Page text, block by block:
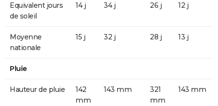
Equivalent jours
de soleil
14 j 34 j 26 j 12 j
Moyenne
nationale
15 j 32 j 28 j 13 j
Pluie
Hauteur de pluie
142
mm
143 mm
321
mm
143 mm